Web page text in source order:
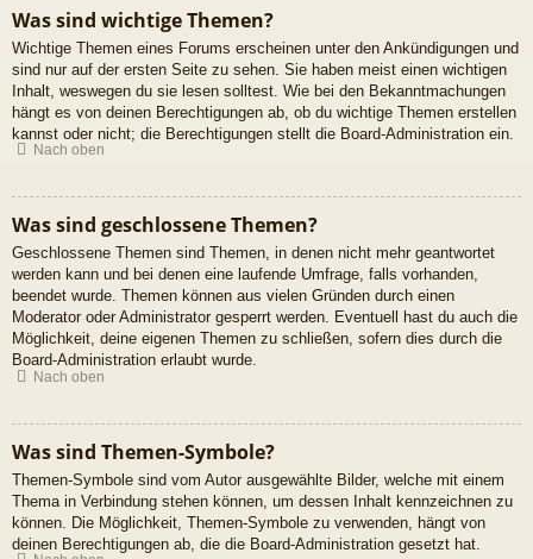
Was sind wichtige Themen?
Wichtige Themen eines Forums erscheinen unter den Ankündigungen und
sind nur auf der ersten Seite zu sehen. Sie haben meist einen wichtigen
Inhalt, weswegen du sie lesen solltest. Wie bei den Bekanntmachungen
hängt es von deinen Berechtigungen ab, ob du wichtige Themen erstellen
kannst oder nicht; die Berechtigungen stellt die Board-Administration ein.
Nach oben
Was sind geschlossene Themen?
Geschlossene Themen sind Themen, in denen nicht mehr geantwortet
werden kann und bei denen eine laufende Umfrage, falls vorhanden,
beendet wurde. Themen können aus vielen Gründen durch einen
Moderator oder Administrator gesperrt werden. Eventuell hast du auch die
Möglichkeit, deine eigenen Themen zu schließen, sofern dies durch die
Board-Administration erlaubt wurde.
Nach oben
Was sind Themen-Symbole?
Themen-Symbole sind vom Autor ausgewählte Bilder, welche mit einem
Thema in Verbindung stehen können, um dessen Inhalt kennzeichnen zu
können. Die Möglichkeit, Themen-Symbole zu verwenden, hängt von
deinen Berechtigungen ab, die die Board-Administration gesetzt hat.